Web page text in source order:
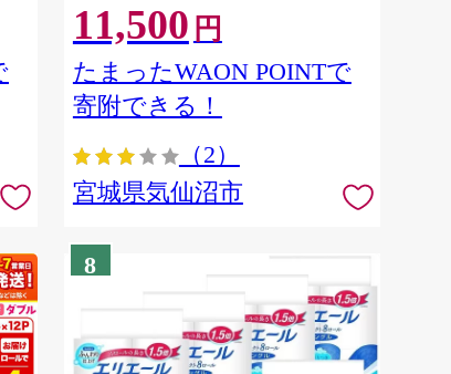
銀鮭 海鮮 海鮮丼 魚介
11,500 円
たまったWAON POINTで
寄附できる！
（2）
宮城県気仙沼市
8